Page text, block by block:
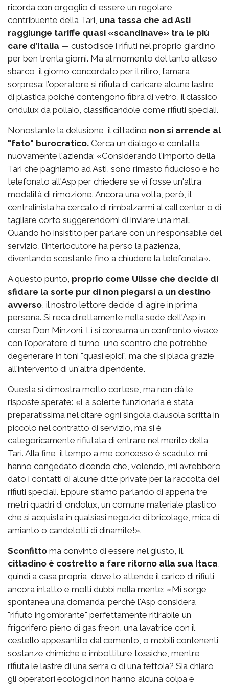
ricorda con orgoglio di essere un regolare
contribuente della Tari, una tassa che ad Asti
raggiunge tariffe quasi «scandinave» tra le più
care d’Italia — custodisce i rifiuti nel proprio giardino
per ben trenta giorni. Ma al momento del tanto atteso
sbarco, il giorno concordato per il ritiro, l’amara
sorpresa: l’operatore si rifiuta di caricare alcune lastre
di plastica poiché contengono fibra di vetro, il classico
ondulux da pollaio, classificandole come rifiuti speciali.
Nonostante la delusione, il cittadino non si arrende al
"fato" burocratico. Cerca un dialogo e contatta
nuovamente l'azienda: «Considerando l'importo della
Tari che paghiamo ad Asti, sono rimasto fiducioso e ho
telefonato all'Asp per chiedere se vi fosse un'altra
modalità di rimozione. Ancora una volta, però, il
centralinista ha cercato di rimbalzarmi al call center o di
tagliare corto suggerendomi di inviare una mail.
Quando ho insistito per parlare con un responsabile del
servizio, l'interlocutore ha perso la pazienza,
diventando scostante fino a chiudere la telefonata».
A questo punto, proprio come Ulisse che decide di
sfidare la sorte pur di non piegarsi a un destino
avverso , il nostro lettore decide di agire in prima
persona. Si reca direttamente nella sede dell'Asp in
corso Don Minzoni. Lì si consuma un confronto vivace
con l'operatore di turno, uno scontro che potrebbe
degenerare in toni "quasi epici", ma che si placa grazie
all'intervento di un'altra dipendente.
Questa si dimostra molto cortese, ma non dà le
risposte sperate: «La solerte funzionaria è stata
preparatissima nel citare ogni singola clausola scritta in
piccolo nel contratto di servizio, ma si è
categoricamente rifiutata di entrare nel merito della
Tari. Alla fine, il tempo a me concesso è scaduto: mi
hanno congedato dicendo che, volendo, mi avrebbero
dato i contatti di alcune ditte private per la raccolta dei
rifiuti speciali. Eppure stiamo parlando di appena tre
metri quadri di ondolux, un comune materiale plastico
che si acquista in qualsiasi negozio di bricolage, mica di
amianto o candelotti di dinamite!».
Sconfitto ma convinto di essere nel giusto, il
cittadino è costretto a fare ritorno alla sua Itaca
quindi a casa propria, dove lo attende il carico di rifiuti
ancora intatto e molti dubbi nella mente: «Mi sorge
spontanea una domanda: perché l'Asp considera
"rifiuto ingombrante" perfettamente ritirabile un
frigorifero pieno di gas freon, una lavatrice con il
cestello appesantito dal cemento, o mobili contenenti
sostanze chimiche e imbottiture tossiche, mentre
rifiuta le lastre di una serra o di una tettoia? Sia chiaro,
gli operatori ecologici non hanno alcuna colpa e